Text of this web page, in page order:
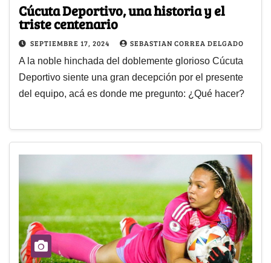
Cúcuta Deportivo, una historia y el
triste centenario
SEPTIEMBRE 17, 2024 SEBASTIAN CORREA DELGADO
A la noble hinchada del doblemente glorioso Cúcuta
Deportivo siente una gran decepción por el presente
del equipo, acá es donde me pregunto: ¿Qué hacer?